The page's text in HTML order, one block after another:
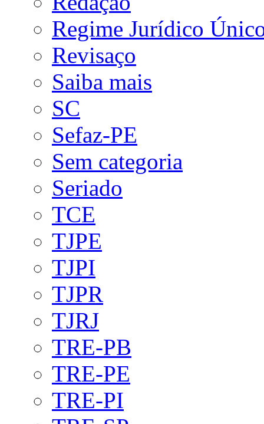
Regime Jurídico
Revisaço
Saiba mais
SC
Sefaz-PE
Sem categoria
Seriado
TCE
TJPE
TJPI
TJPR
TJRJ
TRE-PB
TRE-PE
TRE-PI